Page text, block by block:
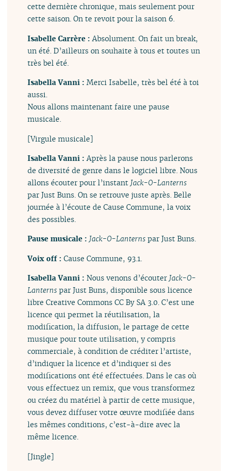
cette dernière chronique, mais seulement pour
cette saison. On te revoit pour la saison 6.
Isabelle Carrère :Absolument. On fait un break,
un été. D’ailleurs on souhaite à tous et toutes un
très bel été.
Isabella Vanni :Merci Isabelle, très bel été à toi
aussi.
Nous allons maintenant faire une pause
musicale.
[Virgule musicale]
Isabella Vanni :Après la pause nous parlerons
de diversité de genre dans le logiciel libre. Nous
allons écouter pour l’instant Jack​-​O​-​Lanterns
par Just Buns. On se retrouve juste après. Belle
journée à l’écoute de Cause Commune, la voix
des possibles.
Pause musicale : Jack​-​O​-​Lanterns par Just Buns.
Voix off :Cause Commune, 93.1.
Isabella Vanni :Nous venons d’écouter Jack​-​O​-​
Lanterns par Just Buns, disponible sous licence
libre Creative Commons CC By SA 3.0. C’est une
licence qui permet la réutilisation, la
modification, la diffusion, le partage de cette
musique pour toute utilisation, y compris
commerciale, à condition de créditer l’artiste,
d’indiquer la licence et d’indiquer si des
modifications ont été effectuées. Dans le cas où
vous effectuez un remix, que vous transformez
ou créez du matériel à partir de cette musique,
vous devez diffuser votre œuvre modifiée dans
les mêmes conditions, c’est-à-dire avec la
même licence.
[Jingle]